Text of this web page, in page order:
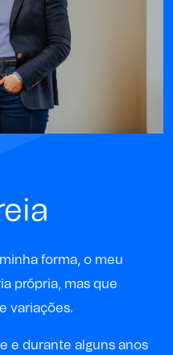
forma, o meu
própria, mas que
variações.
e durante alguns anos